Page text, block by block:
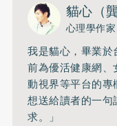
貓心（
心理學作家
我是貓心，畢業於
前為優活健康網
動視界等平台的專
想送給讀者的一
求。」